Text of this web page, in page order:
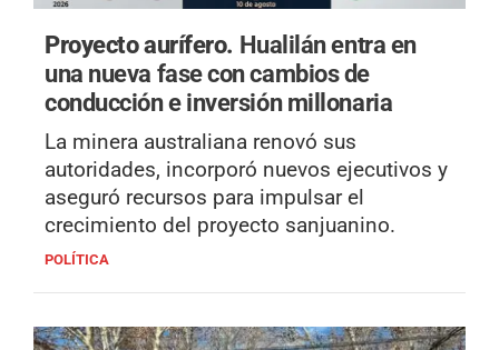
Proyecto aurífero. Hualilán entra en
una nueva fase con cambios de
conducción e inversión millonaria
La minera australiana renovó sus
autoridades, incorporó nuevos ejecutivos y
aseguró recursos para impulsar el
crecimiento del proyecto sanjuanino.
POLÍTICA